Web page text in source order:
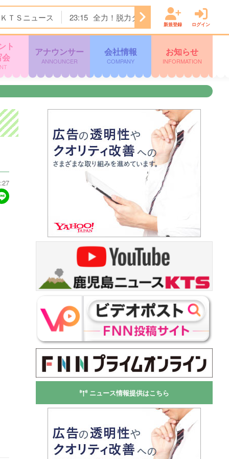
ＫＴＳニュース 23:15 全力！脱力タイムズ 23:45 ＜ノイ
新規登録 ログイン
ト
アナウンサー
ANNOUNCER
会社情報
COMPANY
お知らせ
INFORMATION
ニュース情報提供はこちら